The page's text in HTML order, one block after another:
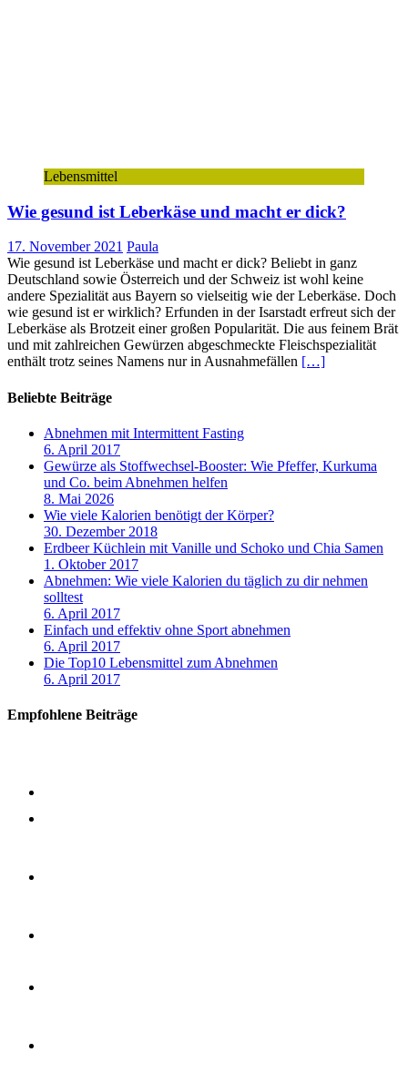
Lebensmittel
Wie gesund ist Leberkäse und macht er dick?
17. November 2021 Paula
Wie gesund ist Leberkäse und macht er dick? Beliebt in ganz
Deutschland sowie Österreich und der Schweiz ist wohl keine
andere Spezialität aus Bayern so vielseitig wie der Leberkäse. Doch
wie gesund ist er wirklich? Erfunden in der Isarstadt erfreut sich der
Leberkäse als Brotzeit einer großen Popularität. Die aus feinem Brät
und mit zahlreichen Gewürzen abgeschmeckte Fleischspezialität
enthält trotz seines Namens nur in Ausnahmefällen […]
Beliebte Beiträge
Abnehmen mit Intermittent Fasting
6. April 2017
Gewürze als Stoffwechsel-Booster: Wie Pfeffer, Kurkuma
und Co. beim Abnehmen helfen
8. Mai 2026
Wie viele Kalorien benötigt der Körper?
30. Dezember 2018
Erdbeer Küchlein mit Vanille und Schoko und Chia Samen
1. Oktober 2017
Abnehmen: Wie viele Kalorien du täglich zu dir nehmen
solltest
6. April 2017
Einfach und effektiv ohne Sport abnehmen
6. April 2017
Die Top10 Lebensmittel zum Abnehmen
6. April 2017
Empfohlene Beiträge